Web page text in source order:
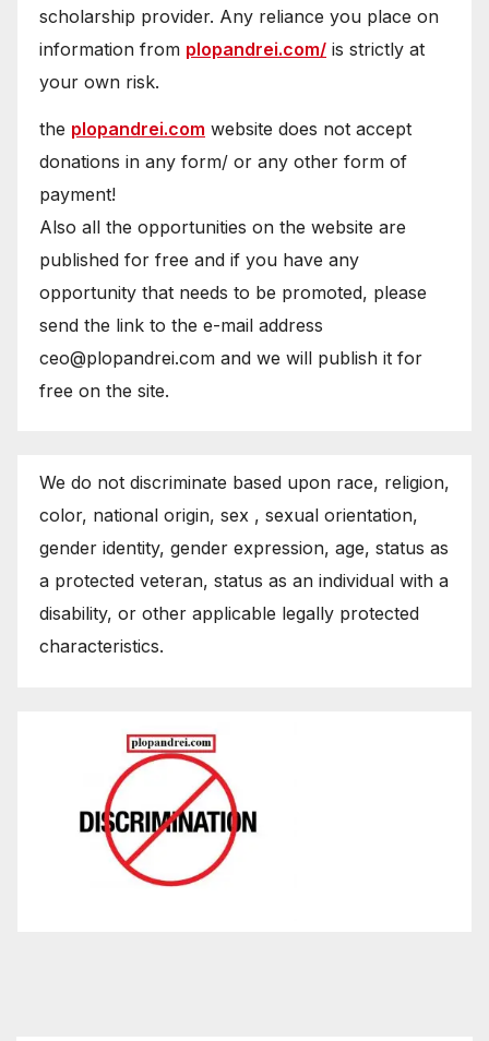
scholarship provider. Any reliance you place on
information from plopandrei.com/ is strictly at
your own risk.
the plopandrei.com website does not accept
donations in any form/ or any other form of
payment!
Also all the opportunities on the website are
published for free and if you have any
opportunity that needs to be promoted, please
send the link to the e-mail address
ceo@plopandrei.com and we will publish it for
free on the site.
We do not discriminate based upon race, religion,
color, national origin, sex , sexual orientation,
gender identity, gender expression, age, status as
a protected veteran, status as an individual with a
disability, or other applicable legally protected
characteristics.